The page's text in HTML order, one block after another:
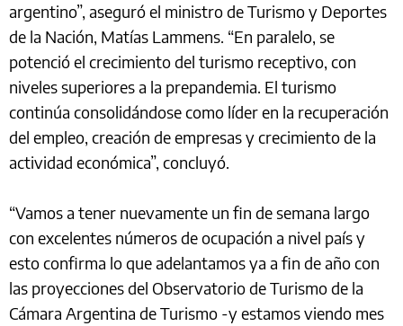
argentino”, aseguró el ministro de Turismo y Deportes
de la Nación, Matías Lammens. “En paralelo, se
potenció el crecimiento del turismo receptivo, con
niveles superiores a la prepandemia. El turismo
continúa consolidándose como líder en la recuperación
del empleo, creación de empresas y crecimiento de la
actividad económica”, concluyó.
“Vamos a tener nuevamente un fin de semana largo
con excelentes números de ocupación a nivel país y
esto confirma lo que adelantamos ya a fin de año con
las proyecciones del Observatorio de Turismo de la
Cámara Argentina de Turismo -y estamos viendo mes